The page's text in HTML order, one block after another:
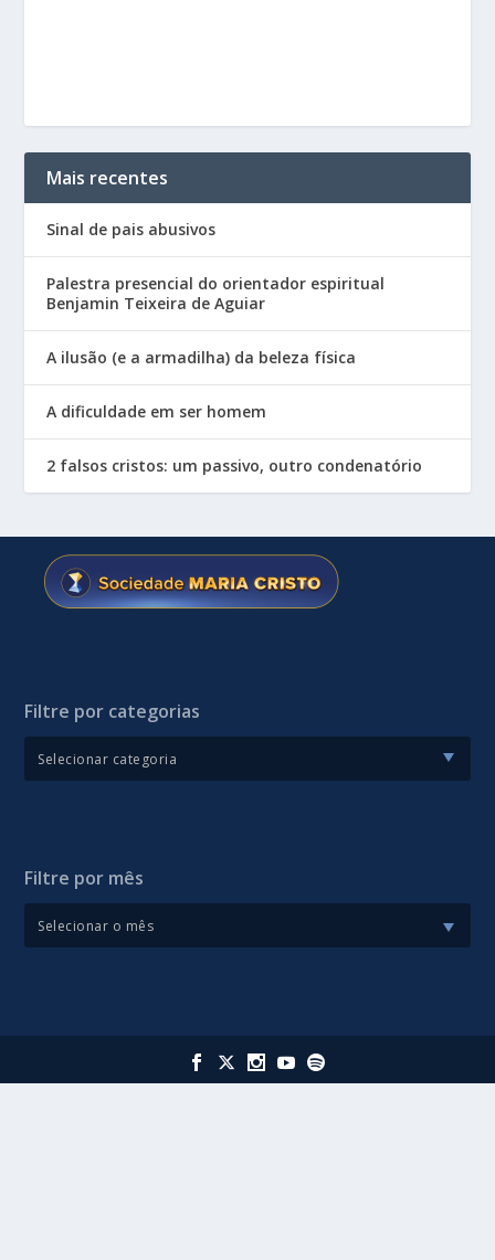
Mais recentes
Sinal de pais abusivos
Palestra presencial do orientador espiritual
Benjamin Teixeira de Aguiar
A ilusão (e a armadilha) da beleza física
A dificuldade em ser homem
2 falsos cristos: um passivo, outro condenatório
Filtre por categorias
Filtre por mês